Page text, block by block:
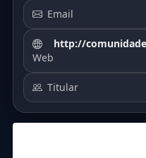
Email
Web
http://
Titular